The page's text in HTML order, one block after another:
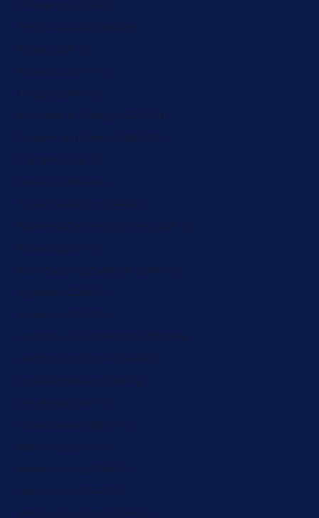
Thailand (ZAR R)
Timor-Leste (ZAR R)
Togo (ZAR R)
Tokelau (ZAR R)
Tonga (ZAR R)
Trinidad & Tobago (ZAR R)
Tristan da Cunha (ZAR R)
Tunisia (ZAR R)
Türkiye (ZAR R)
Turkmenistan (ZAR R)
Turks & Caicos Islands (ZAR R)
Tuvalu (ZAR R)
U.S. Outlying Islands (ZAR R)
Uganda (ZAR R)
Ukraine (ZAR R)
United Arab Emirates (ZAR R)
United Kingdom (ZAR R)
United States (ZAR R)
Uruguay (ZAR R)
Uzbekistan (ZAR R)
Vanuatu (ZAR R)
Vatican City (ZAR R)
Venezuela (ZAR R)
Wallis & Futuna (ZAR R)